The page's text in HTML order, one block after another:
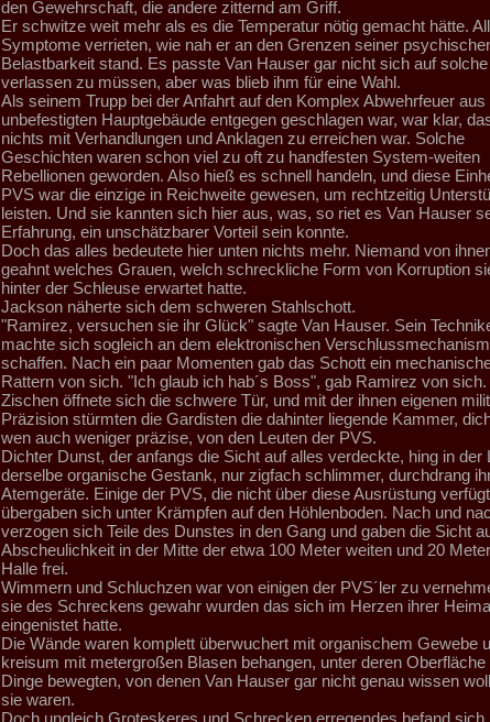
den Gewehrschaft, die andere zitternd am Griff.
Er schwitze weit mehr als es die Temperatur nötig gemacht hätte.
Symptome verrieten, wie nah er an den Grenzen seiner
Belastbarkeit stand. Es passte Van Hauser gar nicht sich auf
verlassen zu müssen, aber was blieb ihm für eine Wahl.
Als seinem Trupp bei der Anfahrt auf den Komplex Abwehrfeuer aus
unbefestigten Hauptgebäude entgegen geschlagen war, war klar,
nichts mit Verhandlungen und Anklagen zu erreichen war. Solche
Geschichten waren schon viel zu oft zu handfesten System-weiten
Rebellionen geworden. Also hieß es schnell handeln, und diese
PVS war die einzige in Reichweite gewesen, um rechtzeitig
leisten. Und sie kannten sich hier aus, was, so riet es Van Hauser
Erfahrung, ein unschätzbarer Vorteil sein konnte.
Doch das alles bedeutete hier unten nichts mehr. Niemand von
geahnt welches Grauen, welch schreckliche Form von Korruption
hinter der Schleuse erwartet hatte.
Jackson näherte sich dem schweren Stahlschott.
"Ramirez, versuchen sie ihr Glück" sagte Van Hauser. Sein
machte sich sogleich an dem elektronischen
schaffen. Nach ein paar Momenten gab das Schott ein
Rattern von sich. "Ich glaub ich hab´s Boss", gab Ramirez von sich.
Zischen öffnete sich die schwere Tür, und mit der ihnen eigenen
Präzision stürmten die Gardisten die dahinter liegende Kammer,
wen auch weniger präzise, von den Leuten der PVS.
Dichter Dunst, der anfangs die Sicht auf alles verdeckte, hing in der
derselbe organische Gestank, nur zigfach schlimmer, durchdrang
Atemgeräte. Einige der PVS, die nicht über diese Ausrüstung
übergaben sich unter Krämpfen auf den Höhlenboden. Nach und
verzogen sich Teile des Dunstes in den Gang und gaben die Sicht
Abscheulichkeit in der Mitte der etwa 100 Meter weiten und 20
Halle frei.
Wimmern und Schluchzen war von einigen der PVS´ler zu
sie des Schreckens gewahr wurden das sich im Herzen ihrer
eingenistet hatte.
Die Wände waren komplett überwuchert mit organischem Gewebe
kreisum mit metergroßen Blasen behangen, unter deren Oberfläche
Dinge bewegten, von denen Van Hauser gar nicht genau wissen
sie waren.
Doch ungleich Groteskeres und Schrecken erregendes befand sich